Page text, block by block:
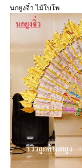
นกยูงจิ๋ว ไม้ใบโพ